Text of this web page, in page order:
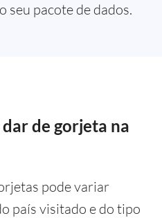
seu pacote de dados.
de gorjeta na
pode variar
país visitado e do tipo